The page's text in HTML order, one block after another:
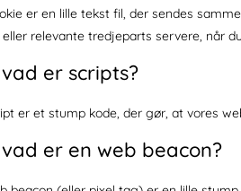
er en lille tekst fil, der sendes
relevante tredjeparts servere, når
er scripts?
er et stump kode, der gør, at vores
er en web beacon?